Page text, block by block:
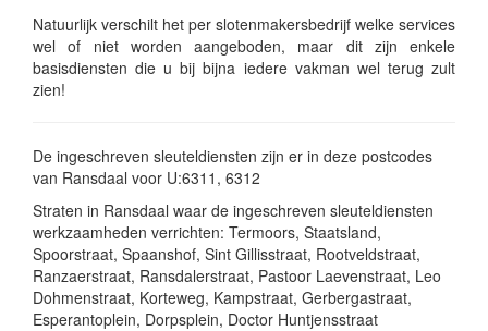
Natuurlijk verschilt het per slotenmakersbedrijf welke services
wel of niet worden aangeboden, maar dit zijn enkele
basisdiensten die u bij bijna iedere vakman wel terug zult
zien!
De ingeschreven sleuteldiensten zijn er in deze postcodes
van Ransdaal voor U:6311, 6312
Straten in Ransdaal waar de ingeschreven sleuteldiensten
werkzaamheden verrichten: Termoors, Staatsland,
Spoorstraat, Spaanshof, Sint Gillisstraat, Rootveldstraat,
Ranzaerstraat, Ransdalerstraat, Pastoor Laevenstraat, Leo
Dohmenstraat, Korteweg, Kampstraat, Gerbergastraat,
Esperantoplein, Dorpsplein, Doctor Huntjensstraat